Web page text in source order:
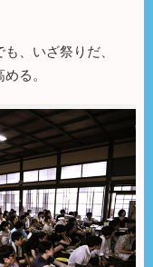
、いざ祭りだ、
る。